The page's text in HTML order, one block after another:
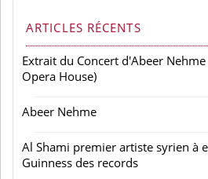
ARTICLES RÉCENTS
Extrait du Concert d'Abeer
Opera House)
Abeer Nehme
Al Shami premier artiste syrien à
Guinness des records